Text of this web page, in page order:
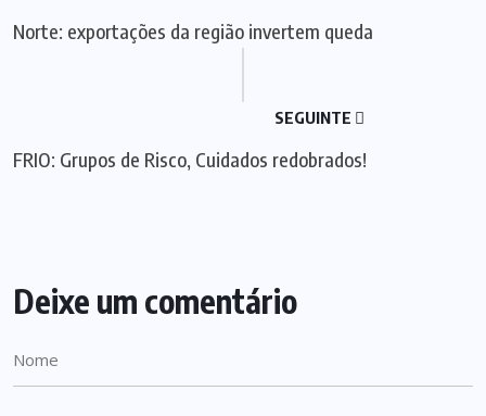
Norte: exportações da região invertem queda
SEGUINTE
FRIO: Grupos de Risco, Cuidados redobrados!
Deixe um comentário